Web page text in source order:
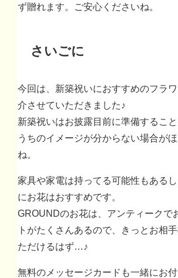
ず贈れます。ご安心くださいね。
さいごに
今回は、新築祝いにおすすめのフラ
介させていただきました♪
新築祝いはお披露目前に準備するこ
うちのイメージが分からない場合が
ね。
家具や家電は持ってる可能性もある
にお花はおすすめです。
GROUNDのお花は、アンティークで
トがたくさんあるので、きっとお相
ただけるはず…♪
無料のメッセージカードも一緒にお